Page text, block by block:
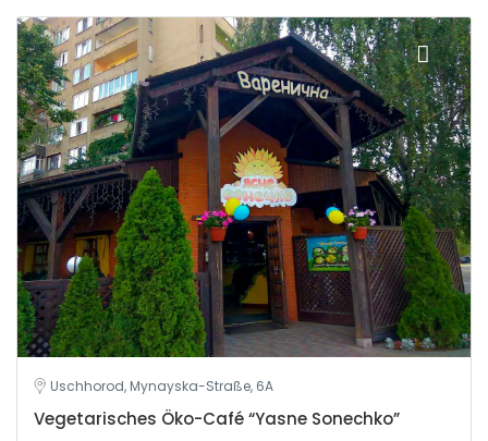
Uschhorod, Mynayska-Straße, 6A
Vegetarisches Öko-Café “Yasne Sonechko”